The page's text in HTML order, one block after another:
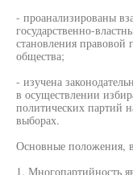
- проанализированы
государственно-
становления правовой
общества;
- изучена
в осуществлении
политических партий
выборах.
Основные положения,
1. Многопартийность